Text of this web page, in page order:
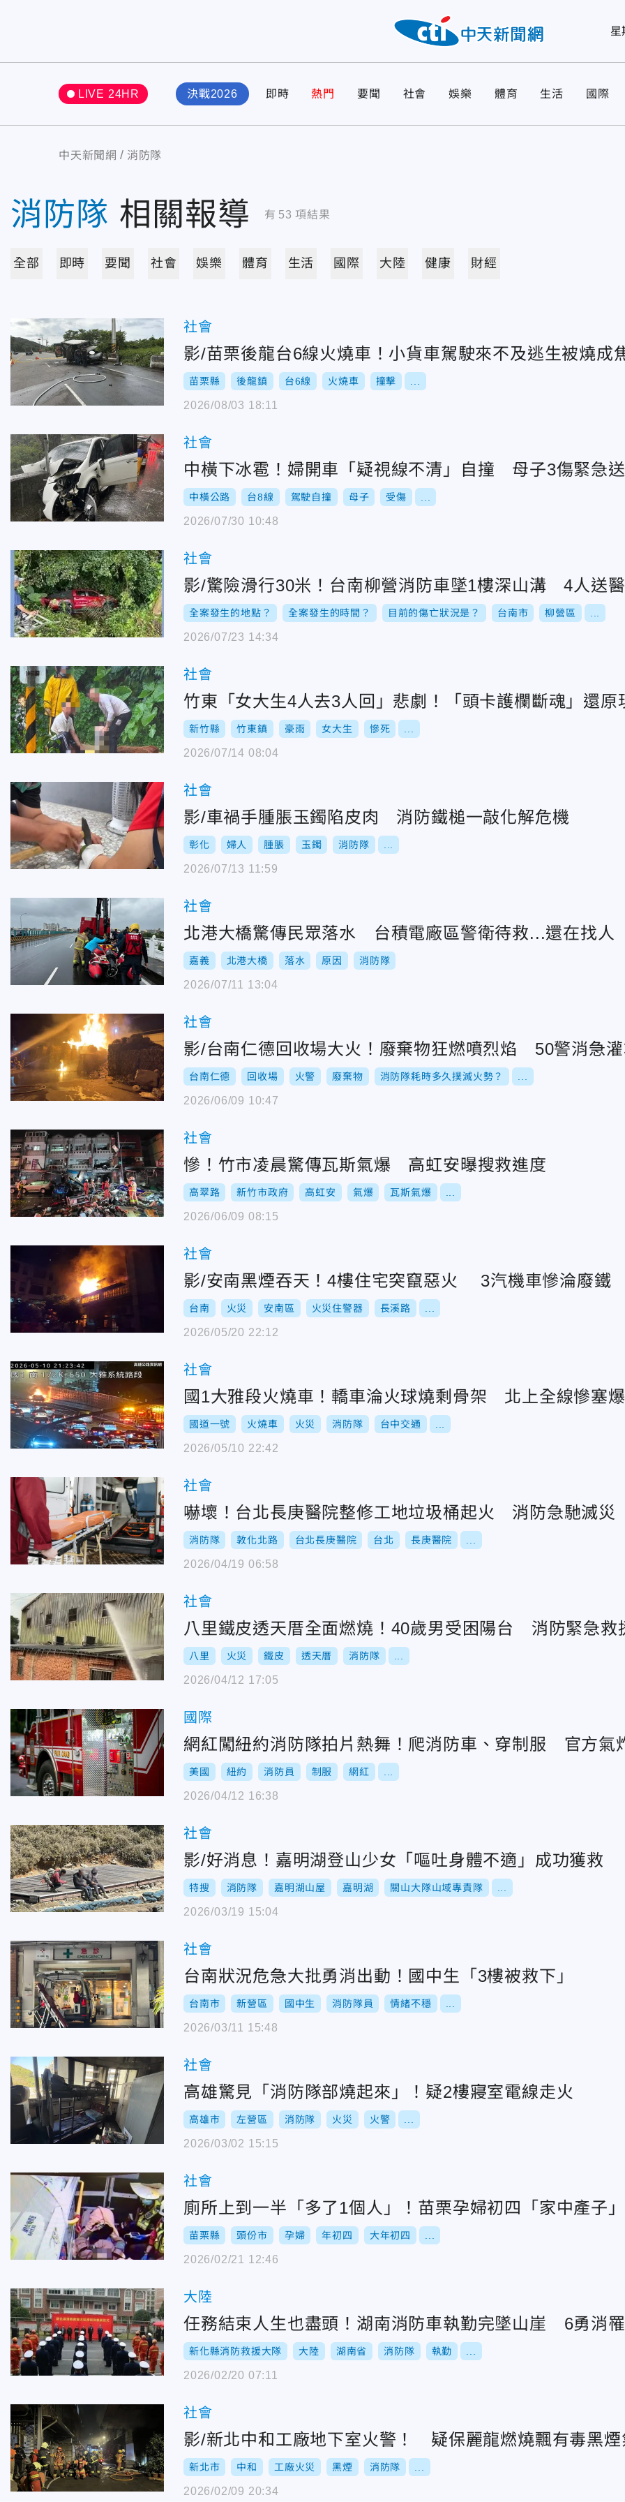
星
LIVE 24HR 決戰2026 即時 熱門 要聞 社會 娛樂 體育 生活 國際
中天新聞網 消防隊
消防隊 相關報導 有 53 項結果
全部 即時 要聞 社會 娛樂 體育 生活 國際 大陸 健康 財經
社會
影/苗栗後龍台6線火燒車！小貨車駕駛來不及逃生被燒成
苗栗縣 後龍鎮 台6線 火燒車 撞擊
2026/08/03 18:11
社會
中橫下冰雹！婦開車「疑視線不清」自撞 母子3傷緊急
中橫公路 台8線 駕駛自撞 母子 受傷
2026/07/30 10:48
社會
影/驚險滑行30米！台南柳營消防車墜1樓深山溝 4人送醫
全案發生的地點？ 全案發生的時間？ 目前的傷亡狀況是？ 台南市 柳營區
2026/07/23 14:34
社會
竹東「女大生4人去3人回」悲劇！「頭卡護欄斷魂」還原
新竹縣 竹東鎮 豪雨 女大生 慘死
2026/07/14 08:04
社會
影/車禍手腫脹玉鐲陷皮肉 消防鐵槌一敲化解危機
彰化 婦人 腫脹 玉鐲 消防隊
2026/07/13 11:59
社會
北港大橋驚傳民眾落水 台積電廠區警衛待救...還在找人
嘉義 北港大橋 落水 原因 消防隊
2026/07/11 13:04
社會
影/台南仁德回收場大火！廢棄物狂燃噴烈焰 50警消急
台南仁德 回收場 火警 廢棄物 消防隊耗時多久撲滅火勢？
2026/06/09 10:47
社會
慘！竹市凌晨驚傳瓦斯氣爆 高虹安曝搜救進度
高翠路 新竹市政府 高虹安 氣爆 瓦斯氣爆
2026/06/09 08:15
社會
影/安南黑煙吞天！4樓住宅突竄惡火 3汽機車慘淪廢鐵
台南 火災 安南區 火災住警器 長溪路
2026/05/20 22:12
社會
國1大雅段火燒車！轎車淪火球燒剩骨架 北上全線慘塞爆
國道一號 火燒車 火災 消防隊 台中交通
2026/05/10 22:42
社會
嚇壞！台北長庚醫院整修工地垃圾桶起火 消防急馳滅災
消防隊 敦化北路 台北長庚醫院 台北 長庚醫院
2026/04/19 06:58
社會
八里鐵皮透天厝全面燃燒！40歲男受困陽台 消防緊急救
八里 火災 鐵皮 透天厝 消防隊
2026/04/12 17:05
國際
網紅闖紐約消防隊拍片熱舞！爬消防車、穿制服 官方氣
美國 紐約 消防員 制服 網紅
2026/04/12 16:38
社會
影/好消息！嘉明湖登山少女「嘔吐身體不適」成功獲救
特搜 消防隊 嘉明湖山屋 嘉明湖 關山大隊山域專責隊
2026/03/19 15:04
社會
台南狀況危急大批勇消出動！國中生「3樓被救下」
台南市 新營區 國中生 消防隊員 情緒不穩
2026/03/11 15:48
社會
高雄驚見「消防隊部燒起來」！疑2樓寢室電線走火
高雄市 左營區 消防隊 火災 火警
2026/03/02 15:15
社會
廁所上到一半「多了1個人」！苗栗孕婦初四「家中產子」
苗栗縣 頭份市 孕婦 年初四 大年初四
2026/02/21 12:46
大陸
任務結束人生也盡頭！湖南消防車執勤完墜山崖 6勇消
新化縣消防救援大隊 大陸 湖南省 消防隊 執勤
2026/02/20 07:11
社會
影/新北中和工廠地下室火警！ 疑保麗龍燃燒飄有毒黑煙
新北市 中和 工廠火災 黑煙 消防隊
2026/02/09 20:34